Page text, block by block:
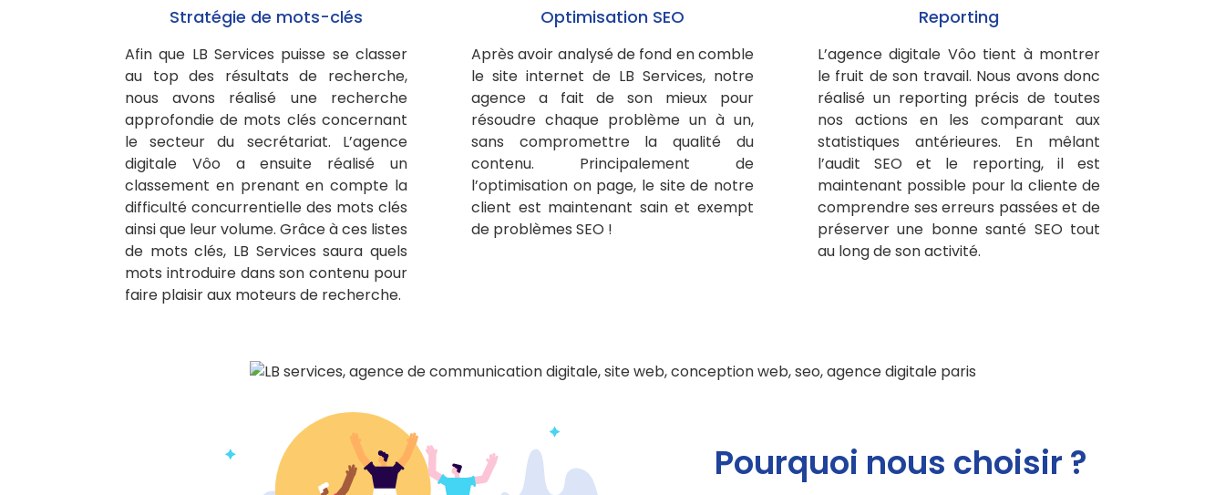
Stratégie de mots-clés
Afin que LB Services puisse se classer
au top des résultats de recherche,
nous avons réalisé une recherche
approfondie de mots clés concernant
le secteur du secrétariat. L’agence
digitale Vôo a ensuite réalisé un
classement en prenant en compte la
difficulté concurrentielle des mots clés
ainsi que leur volume. Grâce à ces listes
de mots clés, LB Services saura quels
mots introduire dans son contenu pour
faire plaisir aux moteurs de recherche.
Optimisation SEO
Après avoir analysé de fond en comble
le site internet de LB Services, notre
agence a fait de son mieux pour
résoudre chaque problème un à un,
sans compromettre la qualité du
contenu. Principalement de
l’optimisation on page, le site de notre
client est maintenant sain et exempt
de problèmes SEO !
Reporting
L’agence digitale Vôo tient à montrer
le fruit de son travail. Nous avons donc
réalisé un reporting précis de toutes
nos actions en les comparant aux
statistiques antérieures. En mêlant
l’audit SEO et le reporting, il est
maintenant possible pour la cliente de
comprendre ses erreurs passées et de
préserver une bonne santé SEO tout
au long de son activité.
Pourquoi nous choisir ?